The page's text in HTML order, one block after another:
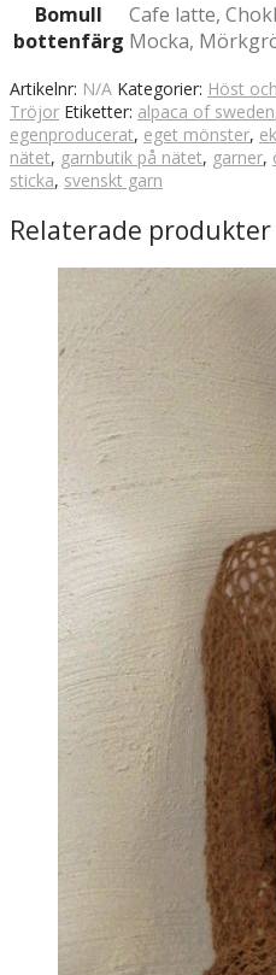
Bomull
bottenfärg
Cafe latte,
Mocka,
Artikelnr: N/A Kategorier: Höst
Tröjor Etiketter: alpaca of sweden
egenproducerat, eget mönster,
nätet, garnbutik på nätet, garner,
sticka, svenskt garn
Relaterade produkter